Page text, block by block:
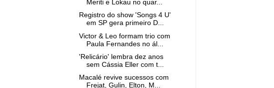
Meriti e Lokau no quar...
Registro do show 'Songs 4 U'
em SP gera primeiro D...
Victor & Leo formam trio com
Paula Fernandes no ál...
'Relicário' lembra dez anos
sem Cássia Eller com t...
Macalé revive sucessos com
Frejat, Gulin, Elton, M...